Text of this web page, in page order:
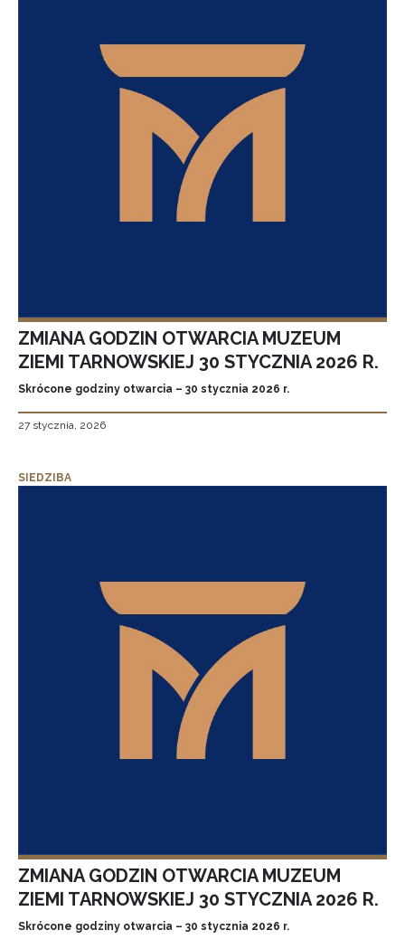
ZMIANA GODZIN OTWARCIA MUZEUM
ZIEMI TARNOWSKIEJ 30 STYCZNIA 2026 R.
Skrócone godziny otwarcia – 30 stycznia 2026 r.
27 stycznia, 2026
SIEDZIBA
ZMIANA GODZIN OTWARCIA MUZEUM
ZIEMI TARNOWSKIEJ 30 STYCZNIA 2026 R.
Skrócone godziny otwarcia – 30 stycznia 2026 r.